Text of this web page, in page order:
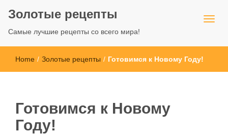
Золотые рецепты
Самые лучшие рецепты со всего мира!
Home / Золотые рецепты / Готовимся к Новому Году!
Готовимся к Новому
Году!